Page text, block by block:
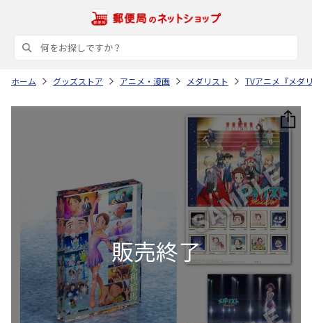
ホーム グッズストア アニメ・漫画 メダリスト TVアニメ『メダ